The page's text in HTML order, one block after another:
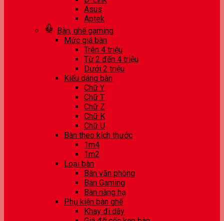
Asus
Aptek
Bàn, ghế gaming
Mức giá bàn
Trên 4 triệu
Từ 2 đến 4 triệu
Dưới 2 triệu
Kiểu dáng bàn
Chữ Y
Chữ T
Chữ Z
Chữ K
Chữ U
Bàn theo kích thước
1m4
1m2
Loại bàn
Bàn văn phòng
Bàn Gaming
Bàn nâng hạ
Phụ kiện bàn ghế
Khay đi dây